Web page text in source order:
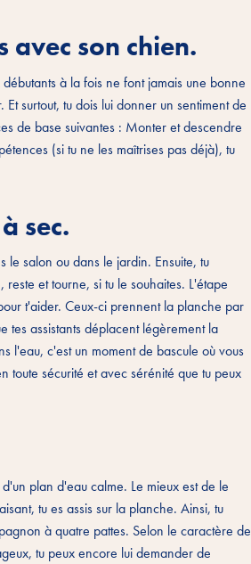
son chien.
à la fois ne font jamais une bonne
surtout, tu dois lui donner un sentiment de
de base suivantes : Monter et descendre
(si tu ne les maîtrises pas déjà), tu
sec.
salon ou dans le jardin. Ensuite, tu
et tourne, si tu le souhaites. L'étape
t'aider. Ceux-ci prennent la planche par
tes assistants déplacent légèrement la
l'eau, c'est un moment de bascule où vous
toute sécurité et avec sérénité que tu peux
plan d'eau calme. Le mieux est de le
tu es assis sur la planche. Ainsi, tu
à quatre pattes. Selon le caractère de
tu peux encore lui demander de